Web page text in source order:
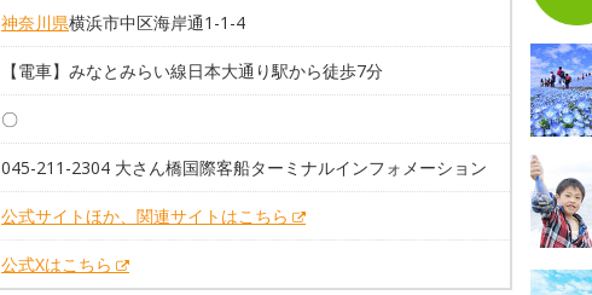
神奈川県横浜市中区海岸通1-1-4
【電車】みなとみらい線日本大通り駅から徒歩7分
〇
045-211-2304 大さん橋国際客船ターミナルインフォメーション
公式サイトほか、関連サイトはこちら
公式Xはこちら